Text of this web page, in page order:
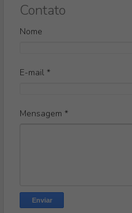
Contato
Nome
E-mail *
Mensagem *